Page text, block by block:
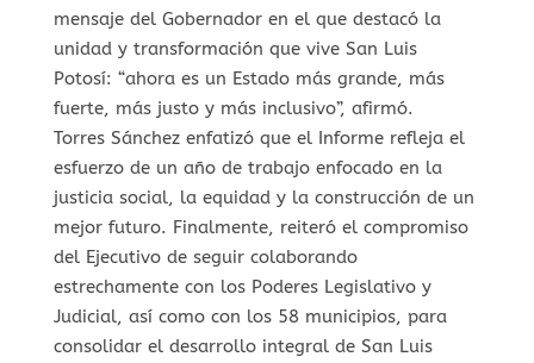
mensaje del Gobernador en el que destacó la
unidad y transformación que vive San Luis
Potosí: “ahora es un Estado más grande, más
fuerte, más justo y más inclusivo”, afirmó.
Torres Sánchez enfatizó que el Informe refleja el
esfuerzo de un año de trabajo enfocado en la
justicia social, la equidad y la construcción de un
mejor futuro. Finalmente, reiteró el compromiso
del Ejecutivo de seguir colaborando
estrechamente con los Poderes Legislativo y
Judicial, así como con los 58 municipios, para
consolidar el desarrollo integral de San Luis